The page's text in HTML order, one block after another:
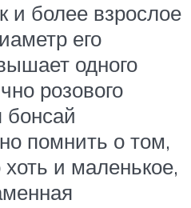
и более взрослое
его
одного
розового
бонсай
помнить о том,
и маленькое,